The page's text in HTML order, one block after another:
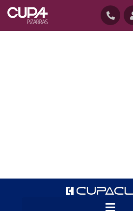
Les architectes et